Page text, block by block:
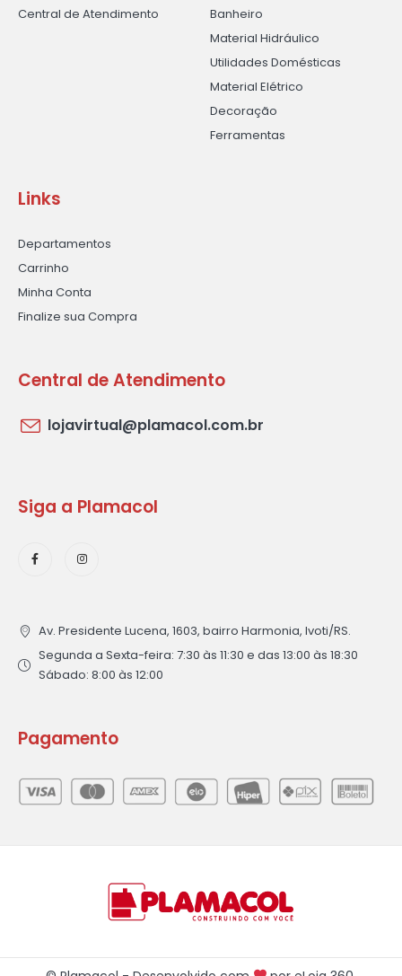
Central de Atendimento
Banheiro
Material Hidráulico
Utilidades Domésticas
Material Elétrico
Decoração
Ferramentas
Links
Departamentos
Carrinho
Minha Conta
Finalize sua Compra
Central de Atendimento
lojavirtual@plamacol.com.br
Siga a Plamacol
Av. Presidente Lucena, 1603, bairro Harmonia, Ivoti/RS.
Segunda a Sexta-feira: 7:30 às 11:30 e das 13:00 às 18:30
Sábado: 8:00 às 12:00
Pagamento